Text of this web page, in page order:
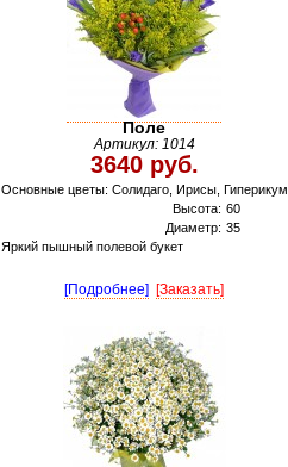
Поле
Артикул: 1014
3640 руб.
Основные цветы: Солидаго, Ирисы, Гиперикум
Высота: 60
Диаметр: 35
Яркий пышный полевой букет
[Подробнее] [Заказать]